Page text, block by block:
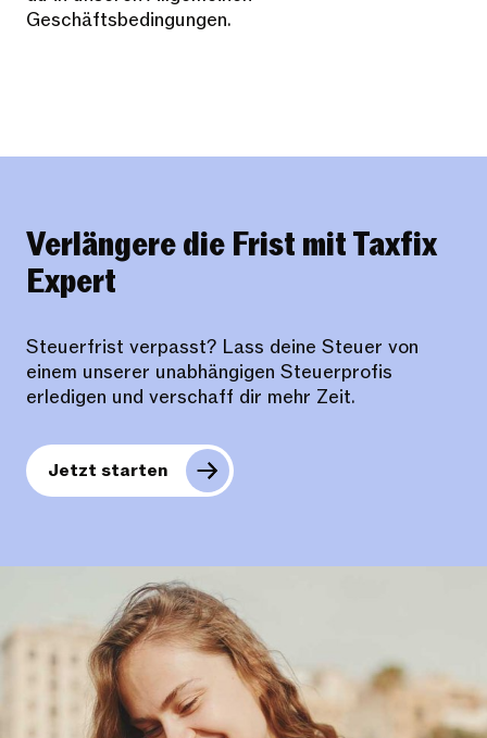
Geschäftsbedingungen.
Verlängere die Frist mit Taxfix
Expert
Steuerfrist verpasst? Lass deine Steuer von
einem unserer unabhängigen Steuerprofis
erledigen und verschaff dir mehr Zeit.
Jetzt starten